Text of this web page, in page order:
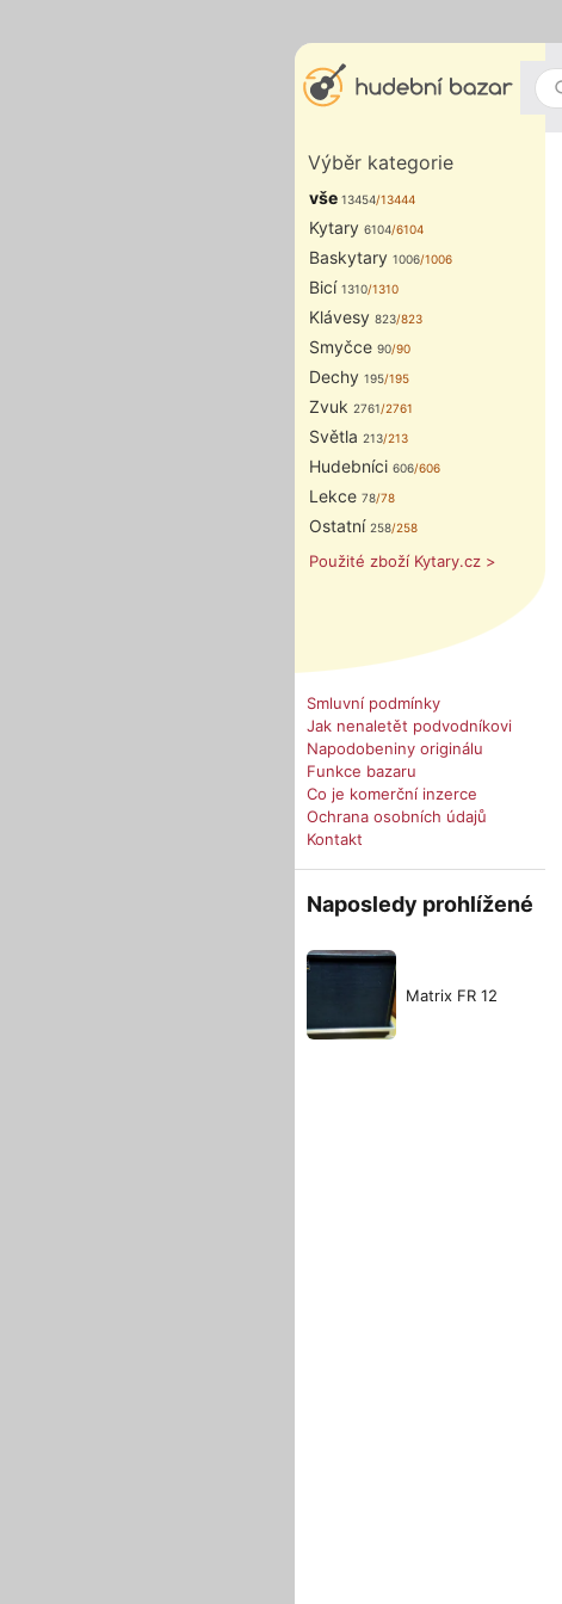
Výběr kategorie
vše 13454/13444
Kytary 6104/6104
Baskytary 1006/1006
Bicí 1310/1310
Klávesy 823/823
Smyčce 90/90
Dechy 195/195
Zvuk 2761/2761
Světla 213/213
Hudebníci 606/606
Lekce 78/78
Ostatní 258/258
Použité zboží Kytary.cz >
Smluvní podmínky
Jak nenaletět podvodníkovi
Napodobeniny originálu
Funkce bazaru
Co je komerční inzerce
Ochrana osobních údajů
Kontakt
Naposledy prohlížené
Matrix FR 12